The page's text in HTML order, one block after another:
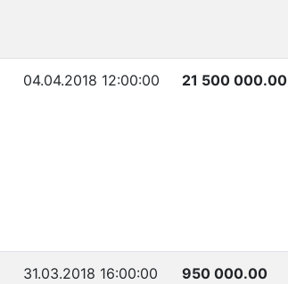
04.04.2018 12:00:00 21 500 000.00
31.03.2018 16:00:00 950 000.00